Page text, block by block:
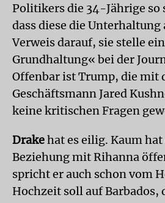
Politikers die 34-Jährige so
dass diese die
Verweis darauf, sie stelle
Grundhaltung« bei der
Offenbar ist Trump, die mit
Geschäftsmann Jared
keine kritischen Fragen
Drakehat es eilig. Kaum hat
Beziehung mit Rihanna
spricht er auch schon vom
Hochzeit soll auf Barbados,